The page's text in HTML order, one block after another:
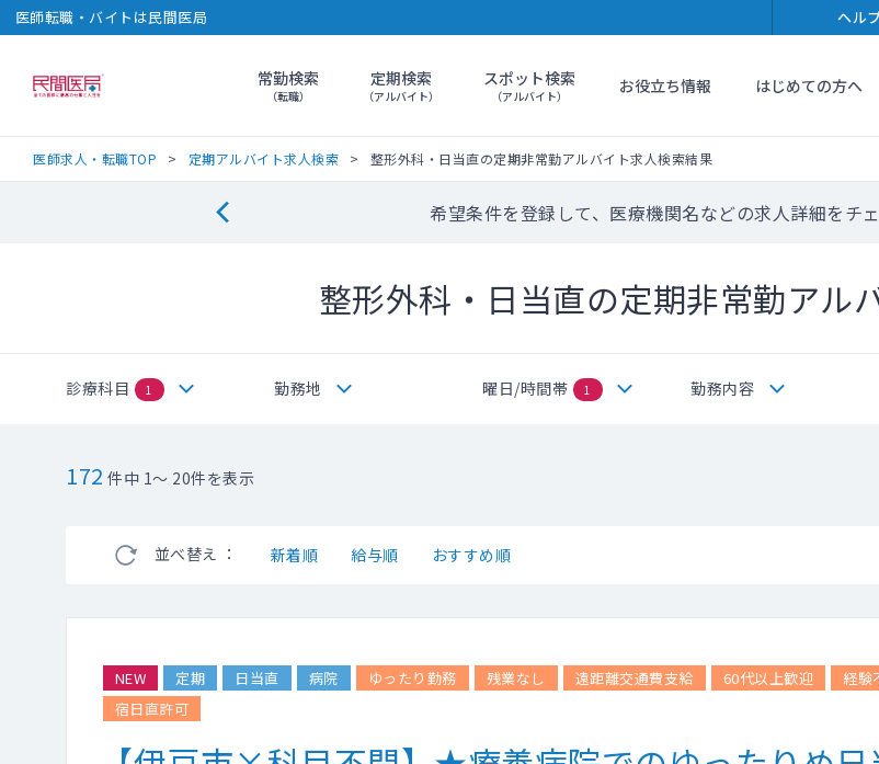
医師転職・バイトは民間医局 ヘル
民間医局常勤検索
（転職）
定期検索
（アルバイト）
スポット検索
（アルバイト） お役立ち情報 はじめての方へ
医師求人・転職TOP 定期アルバイト求人検索 整形外科・日当直の定期非常勤アルバイト求人検索結果
希望条件を登録して、医療機関名などの求人詳細をチ
整形外科・日当直の定期非常勤アル
診療科目 1 勤務地 曜日/時間帯 1 勤務内容
172 件中 1～ 20件を表示
並べ替え ： 新着順 給与順 おすすめ順
NEW 定期 日当直 病院 ゆったり勤務 残業なし 遠距離交通費支給 60代以上歓迎 経験
宿日直許可